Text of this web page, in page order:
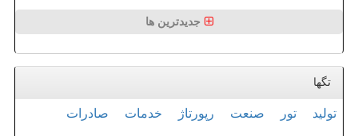
جدیدترین ها
تگها
تولید تور صنعت رپورتاژ خدمات صادرات